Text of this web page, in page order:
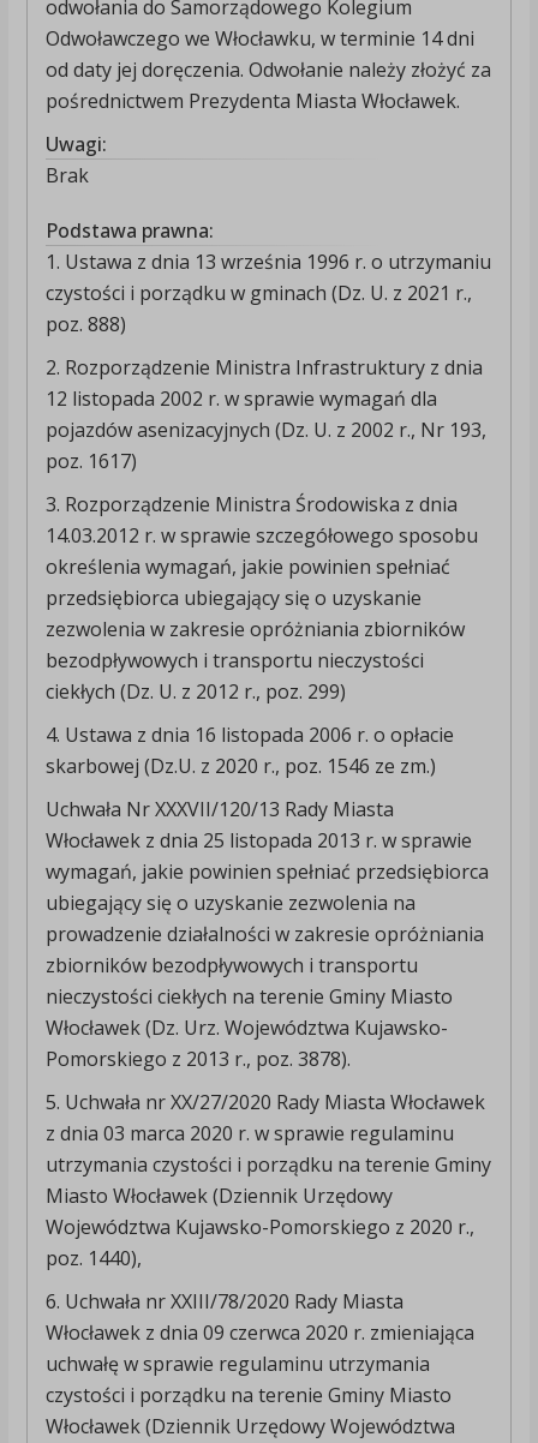
odwołania do Samorządowego Kolegium
Odwoławczego we Włocławku, w terminie 14 dni
od daty jej doręczenia. Odwołanie należy złożyć za
pośrednictwem Prezydenta Miasta Włocławek.
Uwagi:
Brak
Podstawa prawna:
1. Ustawa z dnia 13 września 1996 r. o utrzymaniu
czystości i porządku w gminach (Dz. U. z 2021 r.,
poz. 888)
2. Rozporządzenie Ministra Infrastruktury z dnia
12 listopada 2002 r. w sprawie wymagań dla
pojazdów asenizacyjnych (Dz. U. z 2002 r., Nr 193,
poz. 1617)
3. Rozporządzenie Ministra Środowiska z dnia
14.03.2012 r. w sprawie szczegółowego sposobu
określenia wymagań, jakie powinien spełniać
przedsiębiorca ubiegający się o uzyskanie
zezwolenia w zakresie opróżniania zbiorników
bezodpływowych i transportu nieczystości
ciekłych (Dz. U. z 2012 r., poz. 299)
4. Ustawa z dnia 16 listopada 2006 r. o opłacie
skarbowej (Dz.U. z 2020 r., poz. 1546 ze zm.)
Uchwała Nr XXXVII/120/13 Rady Miasta
Włocławek z dnia 25 listopada 2013 r. w sprawie
wymagań, jakie powinien spełniać przedsiębiorca
ubiegający się o uzyskanie zezwolenia na
prowadzenie działalności w zakresie opróżniania
zbiorników bezodpływowych i transportu
nieczystości ciekłych na terenie Gminy Miasto
Włocławek (Dz. Urz. Województwa Kujawsko-
Pomorskiego z 2013 r., poz. 3878).
5. Uchwała nr XX/27/2020 Rady Miasta Włocławek
z dnia 03 marca 2020 r. w sprawie regulaminu
utrzymania czystości i porządku na terenie Gminy
Miasto Włocławek (Dziennik Urzędowy
Województwa Kujawsko-Pomorskiego z 2020 r.,
poz. 1440),
6. Uchwała nr XXIII/78/2020 Rady Miasta
Włocławek z dnia 09 czerwca 2020 r. zmieniająca
uchwałę w sprawie regulaminu utrzymania
czystości i porządku na terenie Gminy Miasto
Włocławek (Dziennik Urzędowy Województwa